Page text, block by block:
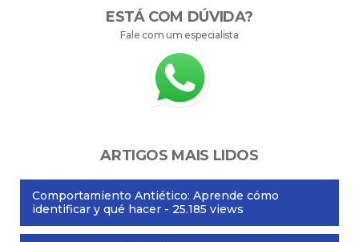
ESTÁ COM DÚVIDA?
Fale com um especialista
ARTIGOS MAIS LIDOS
Comportamiento Antiético: Aprende cómo
identificar y qué hacer - 25.185 views